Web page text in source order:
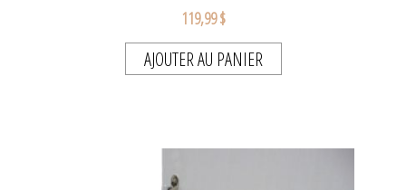
119,99 $
AJOUTER AU PANIER